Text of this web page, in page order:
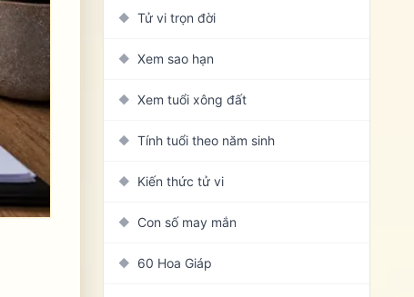
◆ Tử vi trọn đời
◆ Xem sao hạn
◆ Xem tuổi xông đất
◆ Tính tuổi theo năm sinh
◆ Kiến thức tử vi
◆ Con số may mắn
◆ 60 Hoa Giáp